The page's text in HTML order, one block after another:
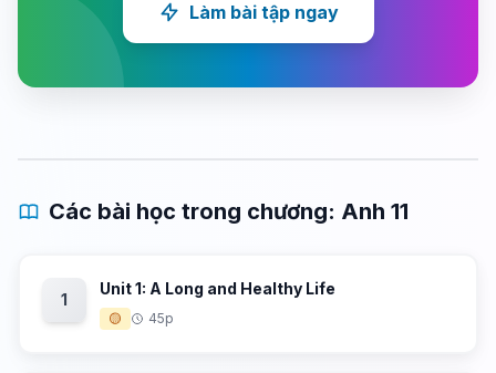
Làm bài tập ngay
Các bài học trong chương: Anh 11
1
Unit 1: A Long and Healthy Life
🟡 45p